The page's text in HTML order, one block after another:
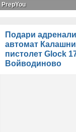
PrepYou
Подари
автомат
пистолет Glock
Войводиново